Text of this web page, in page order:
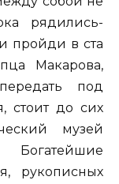
рядились-
пройди в ста
Макарова,
под
стоит до сих
музей
рукописных